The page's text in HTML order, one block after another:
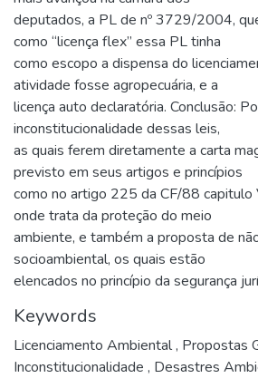
deputados, a PL de nº 3729/2004,
como “licença flex” essa PL tinha
como escopo a dispensa do
atividade fosse agropecuária, e a
licença auto declaratória. Conclusão:
inconstitucionalidade dessas leis,
as quais ferem diretamente a carta
previsto em seus artigos e princípios
como no artigo 225 da CF/88 capitulo
onde trata da proteção do meio
ambiente, e também a proposta de
socioambiental, os quais estão
elencados no princípio da segurança
Keywords
Licenciamento Ambiental, Propostas
Inconstitucionalidade , Desastres